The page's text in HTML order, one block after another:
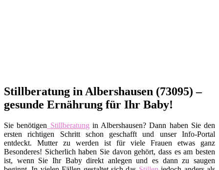
Stillberatung in Albershausen (73095) –
gesunde Ernährung für Ihr Baby!
Sie benötigen Stillberatung in Albershausen? Dann haben Sie den
ersten richtigen Schritt schon geschafft und unser Info-Portal
entdeckt. Mutter zu werden ist für viele Frauen etwas ganz
Besonderes! Sicherlich haben Sie davon gehört, dass es am besten
ist, wenn Sie Ihr Baby direkt anlegen und es dann zu saugen